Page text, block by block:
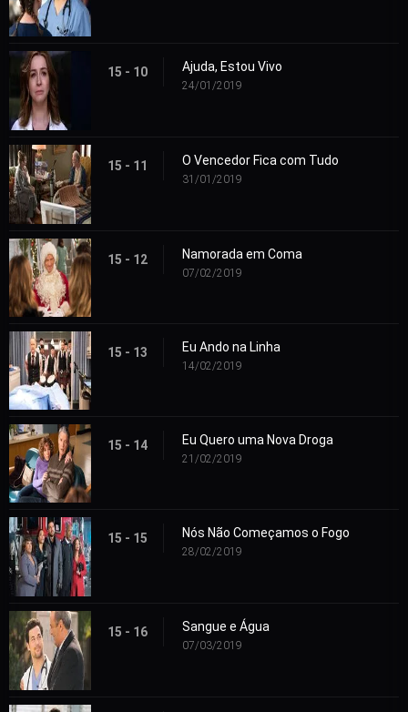
15 - 10 Ajuda, Estou Vivo
24/01/2019
15 - 11 O Vencedor Fica com Tudo
31/01/2019
15 - 12 Namorada em Coma
07/02/2019
15 - 13 Eu Ando na Linha
14/02/2019
15 - 14 Eu Quero uma Nova Droga
21/02/2019
15 - 15 Nós Não Começamos o Fogo
28/02/2019
15 - 16 Sangue e Água
07/03/2019